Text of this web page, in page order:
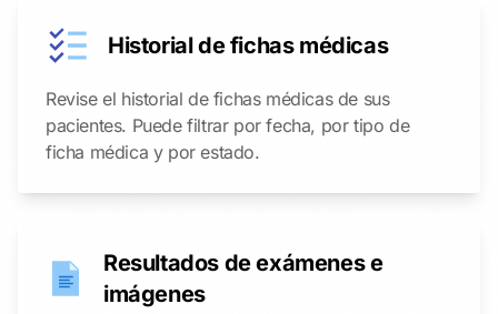
Historial de fichas médicas
Revise el historial de fichas médicas de sus
pacientes. Puede filtrar por fecha, por tipo de
ficha médica y por estado.
Resultados de exámenes e
imágenes